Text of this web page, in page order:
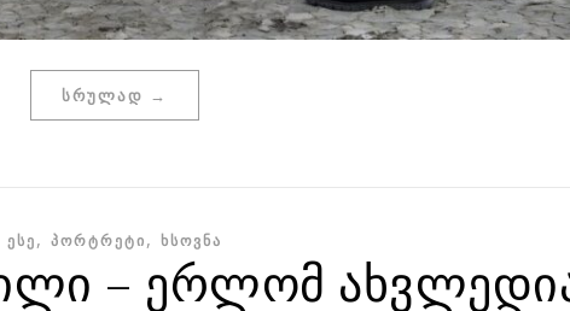
ᲡᲠᲣᲚᲐᲓ →
ᲔᲡᲔ, ᲞᲝᲠᲢᲠᲔᲢᲘ, ᲮᲡᲝᲕᲜᲐ
– ერლომ